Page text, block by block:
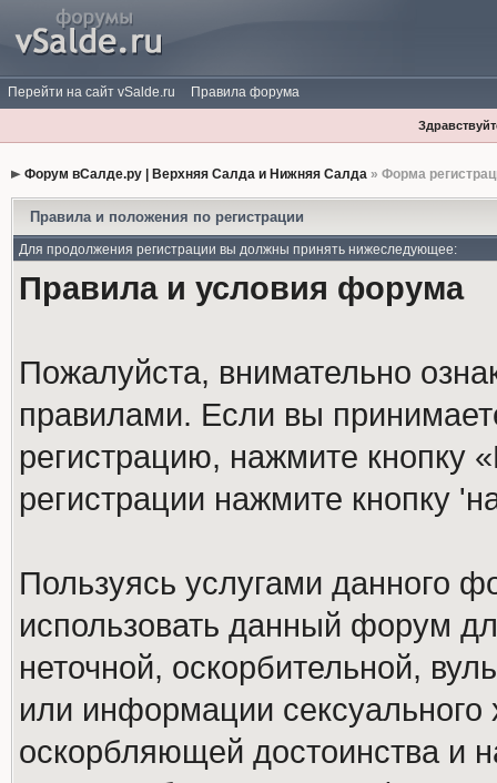
Перейти на сайт vSalde.ru Правила форума
Форум вСалде.ру | Верхняя Салда и Нижняя Салда» Форма
Правила и положения по регистрации
Для продолжения регистрации вы должны принять нижеследующее:
Правила и условия форума
Пожалуйста, внимательно
правилами. Если вы
регистрацию, нажмите кнопку
регистрации нажмите кнопку
Пользуясь услугами данного
использовать данный форум
неточной, оскорбительной,
или информации
оскорбляющей достоинства и